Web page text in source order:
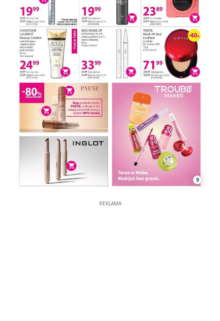
9
REKLAMA